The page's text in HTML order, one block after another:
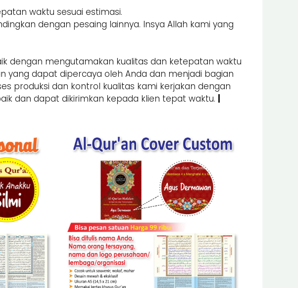
waktu sesuai estimasi.
dengan pesaing lainnya. Insya Allah kami yang
dengan mengutamakan kualitas dan ketepatan waktu
yang dapat dipercaya oleh Anda dan menjadi bagian
produksi dan kontrol kualitas kami kerjakan dengan
dan dapat dikirimkan kepada klien tepat waktu.